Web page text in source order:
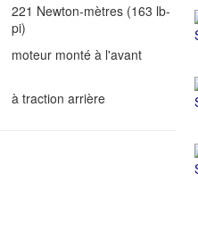
221 Newton-mètres (163 lb-
pi)
moteur monté à l'avant
à traction arrière